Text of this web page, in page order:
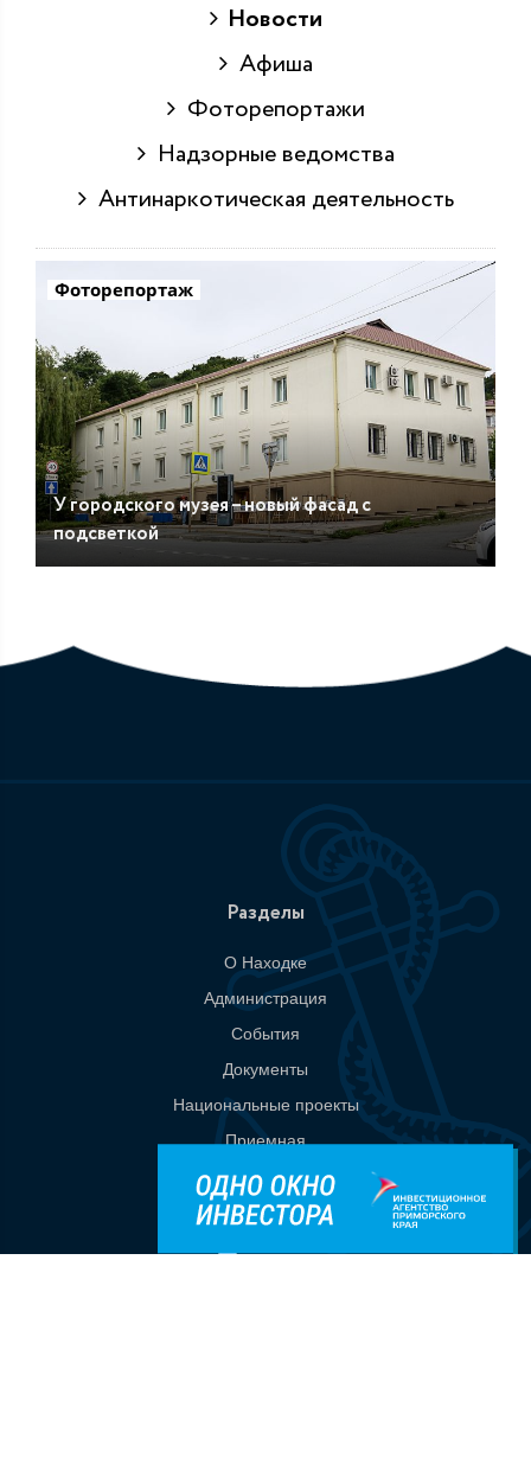
Новости
Афиша
Фоторепортажи
Надзорные ведомства
Антинаркотическая деятельность
Фоторепортаж
У городского музея – новый фасад с
подсветкой
Разделы
О Находке
Администрация
События
Документы
Национальные проекты
Приемная
Контакты